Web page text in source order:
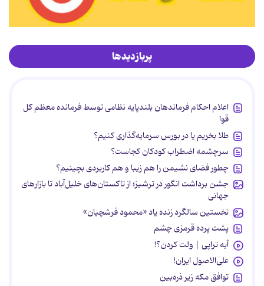
پربازدیدها
اعلام احکام فرماندهان بلندپایه نظامی توسط فرمانده معظم کل
قوا
طلا بخریم یا در بورس سرمایه‌گذاری کنیم؟
سرچشمه اضطراب کودکان کجاست؟
چطور فضای نشیمن را هم زیبا و هم کاربردی بچینیم؟
جشن برداشت انگور در ترشیز؛ از تاکستان‌های خلیل‌آباد تا بازارهای
جهانی
نخستین سالگرد زنده یاد «محمود فرشچیان»
پشت پرده قرمزی چشم
آیه تراپی | ولت کردن؟!
علی‌الاصول ایران!
توافق مکه زیر ذره‌بین